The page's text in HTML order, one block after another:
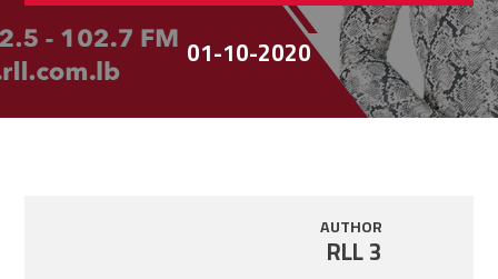
01-10-2020
AUTHOR
RLL 3